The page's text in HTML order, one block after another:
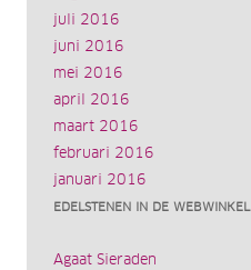
juli 2016
juni 2016
mei 2016
april 2016
maart 2016
februari 2016
januari 2016
EDELSTENEN IN DE WEBWINKEL
Agaat Sieraden